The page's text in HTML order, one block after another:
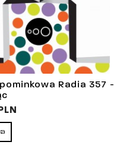
Radia 357 -